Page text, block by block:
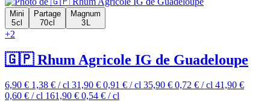
Mini
5 cl
Partage
70 cl
Magnum
3 L
+2
🇬🇵 Rhum Agricole IG de Guadeloupe
6,90 € 1,38 € / cl 31,90 € 0,91 € / cl 35,90 € 0,72 € / cl 41,90 €
0,60 € / cl 161,90 € 0,54 € / cl